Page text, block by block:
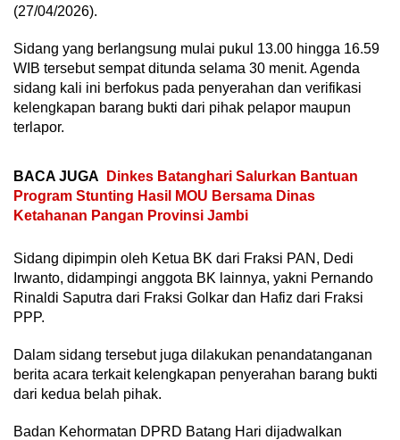
(27/04/2026).
Sidang yang berlangsung mulai pukul 13.00 hingga 16.59
WIB tersebut sempat ditunda selama 30 menit. Agenda
sidang kali ini berfokus pada penyerahan dan verifikasi
kelengkapan barang bukti dari pihak pelapor maupun
terlapor.
BACA JUGA
Dinkes Batanghari Salurkan Bantuan
Program Stunting Hasil MOU Bersama Dinas
Ketahanan Pangan Provinsi Jambi
Sidang dipimpin oleh Ketua BK dari Fraksi PAN, Dedi
Irwanto, didampingi anggota BK lainnya, yakni Pernando
Rinaldi Saputra dari Fraksi Golkar dan Hafiz dari Fraksi
PPP.
Dalam sidang tersebut juga dilakukan penandatanganan
berita acara terkait kelengkapan penyerahan barang bukti
dari kedua belah pihak.
Badan Kehormatan DPRD Batang Hari dijadwalkan